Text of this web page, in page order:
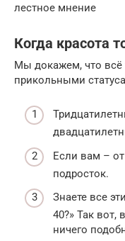
лестное мнение
Когда красота
Мы докажем, что всё
прикольными
Если вам –
подросток.
Знаете все
40?» Так вот,
ничего